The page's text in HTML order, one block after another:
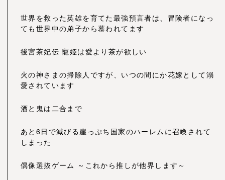
世界を救った英雄を育てた最強預言者は、冒険者になっ
ても世界中の弟子から慕われてます
後宮茶妃伝 寵姫は愛より茶が欲しい
火の神さまの掃除人ですが、いつの間にか花嫁として溺
愛されています
酒と鬼は二合まで
あと6日で滅びる崖っぷち国家のハーレムに召喚されて
しまった
偶像選抜ゲーム ～これから推しが他界します～